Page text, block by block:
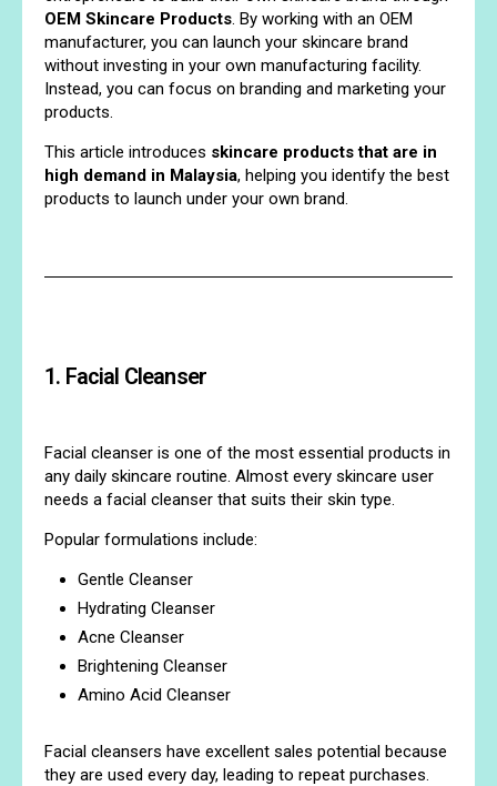
OEM Skincare Products. By working with an OEM
manufacturer, you can launch your skincare brand
without investing in your own manufacturing facility.
Instead, you can focus on branding and marketing your
products.
This article introduces skincare products that are in
high demand in Malaysia, helping you identify the best
products to launch under your own brand.
1. Facial Cleanser
Facial cleanser is one of the most essential products in
any daily skincare routine. Almost every skincare user
needs a facial cleanser that suits their skin type.
Popular formulations include:
Gentle Cleanser
Hydrating Cleanser
Acne Cleanser
Brightening Cleanser
Amino Acid Cleanser
Facial cleansers have excellent sales potential because
they are used every day, leading to repeat purchases.